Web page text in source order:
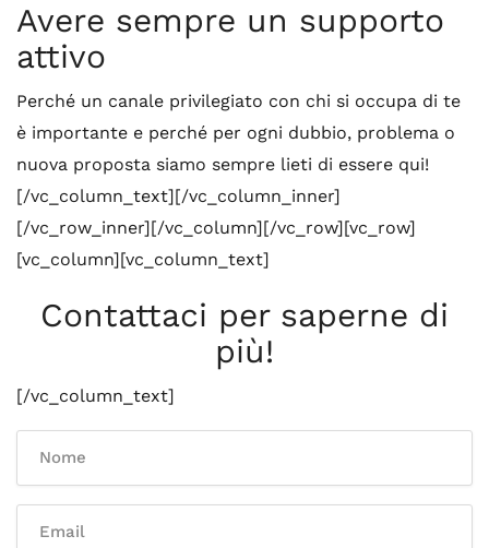
Avere sempre un supporto
attivo
Perché un canale privilegiato con chi si occupa di te
è importante e perché per ogni dubbio, problema o
nuova proposta siamo sempre lieti di essere qui!
[/vc_column_text][/vc_column_inner]
[/vc_row_inner][/vc_column][/vc_row][vc_row]
[vc_column][vc_column_text]
Contattaci per saperne di
più!
[/vc_column_text]